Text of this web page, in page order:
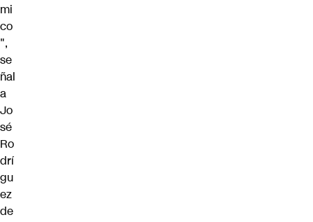
mi
co
",
se
ñal
a
Jo
sé
Ro
drí
gu
ez
de